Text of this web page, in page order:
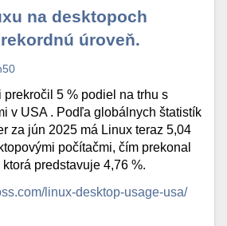
na desktopoch
úroveň.
prekročil 5 % podiel na trhu s
v USA . Podľa globálnych štatistík
za jún 2025 má Linux teraz 5,04
počítačmi, čím prekonal
ktorá predstavuje 4,76 %.
linux-desktop-usage-usa/